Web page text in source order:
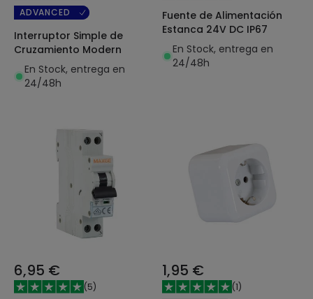
ADVANCED
Interruptor Simple de
Cruzamiento Modern
En Stock, entrega en
24/48h
Fuente de Alimentación
Estanca 24V DC IP67
En Stock, entrega en
24/48h
6,95 €
(5)
1,95 €
(1)